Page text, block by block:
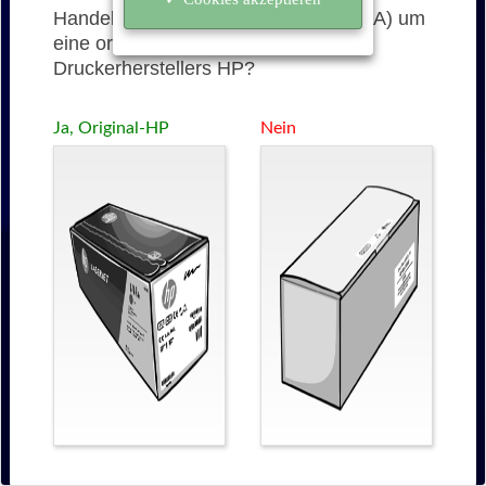
Handelt es sich bei der 126A (CE314A) um
eine originale Tonerkartusche des
Druckerherstellers HP?
Ja, Original-HP Nein